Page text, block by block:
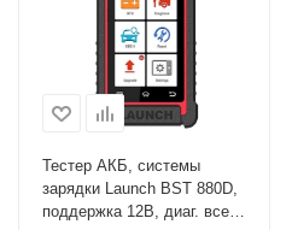
Тестер АКБ, системы
зарядки Launch BST 880D,
поддержка 12В, диаг. все